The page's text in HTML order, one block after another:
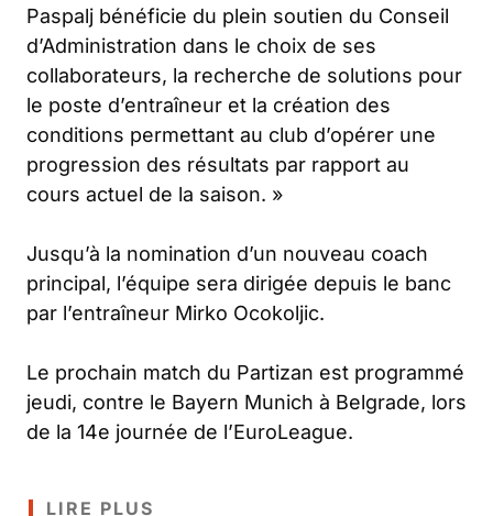
Paspalj bénéficie du plein soutien du Conseil
d’Administration dans le choix de ses
collaborateurs, la recherche de solutions pour
le poste d’entraîneur et la création des
conditions permettant au club d’opérer une
progression des résultats par rapport au
cours actuel de la saison. »
Jusqu’à la nomination d’un nouveau coach
principal, l’équipe sera dirigée depuis le banc
par l’entraîneur Mirko Ocokoljic.
Le prochain match du Partizan est programmé
jeudi, contre le Bayern Munich à Belgrade, lors
de la 14e journée de l’EuroLeague.
LIRE PLUS